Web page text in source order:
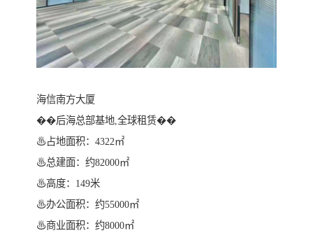
海信南方大厦
��后海总部基地,全球租赁��
♨占地面积：4322㎡
♨总建面：约82000㎡
♨高度：149米
♨办公面积：约55000㎡
♨商业面积：约8000㎡